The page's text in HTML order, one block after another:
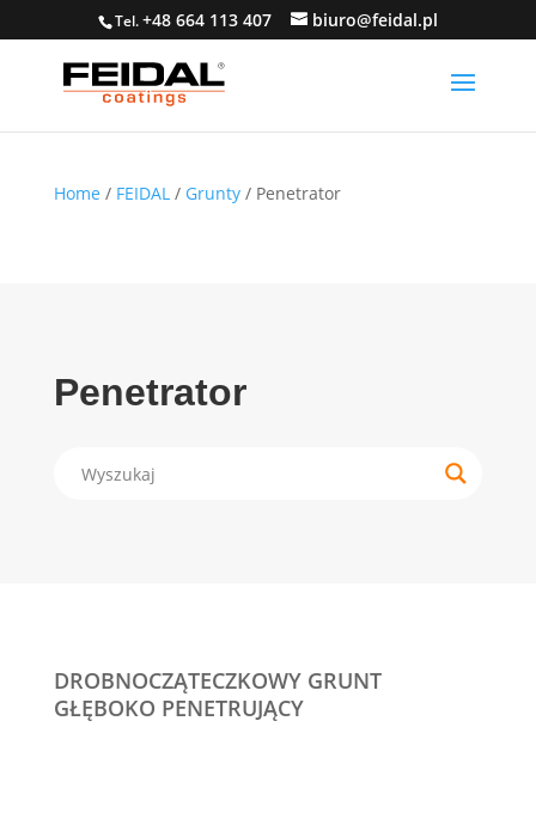
Tel.+48 664 113 407 biuro@feidal.pl
Home / FEIDAL/ Grunty/ Penetrator
Penetrator
DROBNOCZĄTECZKOWY GRUNT
GŁĘBOKO PENETRUJĄCY